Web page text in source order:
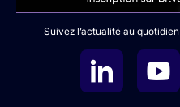
Suivez l’actualité au quotidien